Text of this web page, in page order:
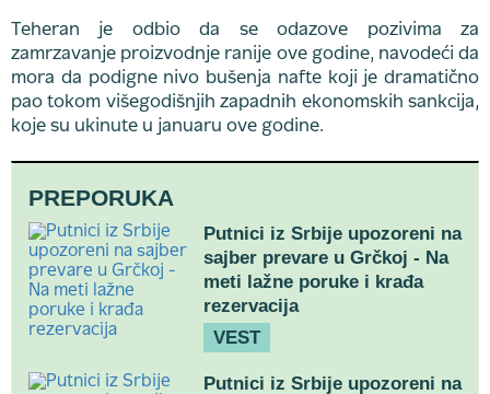
Teheran je odbio da se odazove pozivima za
zamrzavanje proizvodnje ranije ove godine, navodeći da
mora da podigne nivo bušenja nafte koji je dramatično
pao tokom višegodišnjih zapadnih ekonomskih sankcija,
koje su ukinute u januaru ove godine.
PREPORUKA
Putnici iz Srbije upozoreni na
sajber prevare u Grčkoj - Na
meti lažne poruke i krađa
rezervacija
VEST
Putnici iz Srbije upozoreni na